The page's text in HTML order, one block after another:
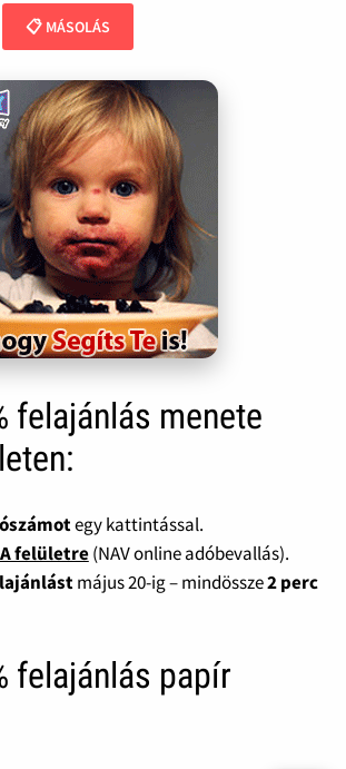
📋 MÁSOLÁS
felajánlás menete
egy kattintással.
felületre(NAV online adóbevallás).
május 20-ig – mindössze2 perc
felajánlás papír